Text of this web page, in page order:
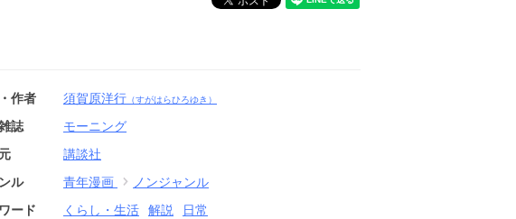
作者 須賀原洋行 （すがはらひろゆき）
誌
モーニング
講談社
ル
青年漫画
ノンジャンル
ード
くらし・生活 解説
日常